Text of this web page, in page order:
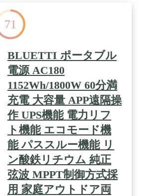
回サイクルの充放電サイクルを実
※2,000サイクル放充電後も工場出荷
以上を維持できます。 / 【安 心 保
購入日から2年の長期保証をご用意し
購入後も安 心してご使用いただけま
71
BLUETTI ポータブル
電源 AC180
1152Wh/1800W 60分満
充電 大容量 APP遠隔操
作 UPS機能 電力リフ
ト機能 エコモード機
能 パススルー機能 リ
ン酸鉄リチウム 純正
弦波 MPPT制御方式採
用 家庭アウトドア両